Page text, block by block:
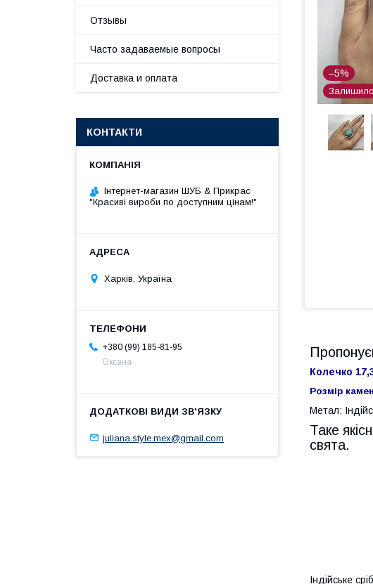
–5%
Колечко
Розмір
Метал:
Таке
свята.
Індійське
Отзывы
Часто задаваемые вопросы
Доставка и оплата
КОНТАКТИ
Інтернет-магазин ШУБ & Прикрас
"Красиві вироби по доступним цінам!"
Харків, Україна
+380 (99) 185-81-95
Оксана
juliana.style.mex@gmail.com